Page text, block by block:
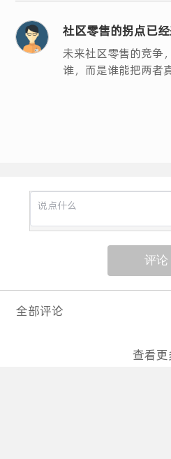
社区零售的拐点已
升级还是被淘汰？
未来社区零售的竞争
谁，而是谁能把两者
评论
全部评论
查看更